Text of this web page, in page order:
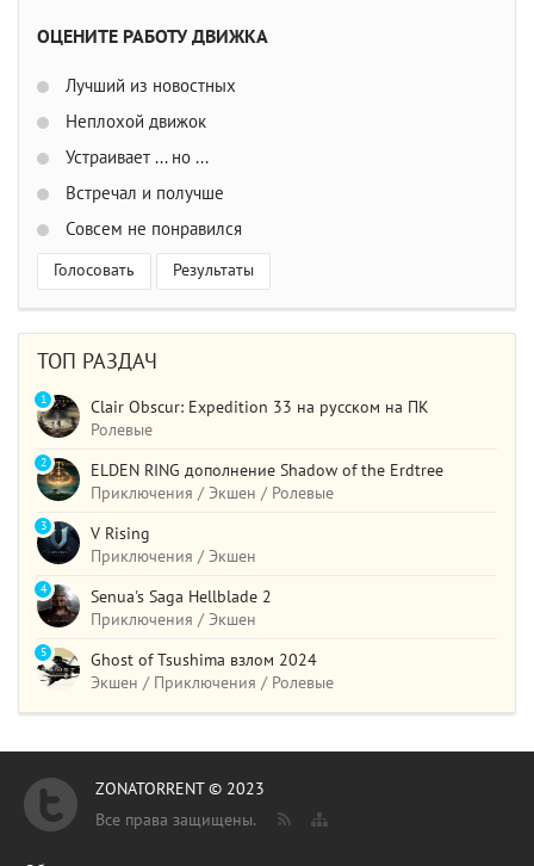
ОЦЕНИТЕ РАБОТУ ДВИЖКА
Лучший из новостных
Неплохой движок
Устраивает ... но ...
Встречал и получше
Совсем не понравился
Голосовать Результаты
ТОП РАЗДАЧ
Clair Obscur: Expedition 33 на русском на ПК
Ролевые
1
ELDEN RING дополнение Shadow of the Erdtree
Приключения / Экшен / Ролевые
2
V Rising
Приключения / Экшен
3
Senua's Saga Hellblade 2
Приключения / Экшен
4
Ghost of Tsushima взлом 2024
Экшен / Приключения / Ролевые
5
ZONATORRENT © 2023
Все права защищены.